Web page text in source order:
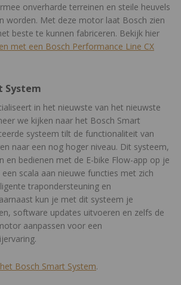
onverharde terreinen en steile heuvels
worden. Met deze motor laat Bosch zien
beste te kunnen fabriceren. Bekijk hier
met een Bosch Performance Line CX
System
in het nieuwste van het nieuwste
we kijken naar het Bosch Smart
systeem tilt de functionaliteit van
naar een nog hoger niveau. Dit systeem,
en bedienen met de E-bike Flow-app op je
scala aan nieuwe functies met zich
trapondersteuning en
kun je met dit systeem je
software updates uitvoeren en zelfs de
aanpassen voor een
Bosch Smart System.